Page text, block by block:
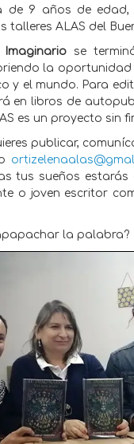
de 9 años de edad,
talleres ALAS del
Imaginario se
la oportunidad
y el mundo. Para
en libros de
es un proyecto sin
publicar,
tus sueños
o joven escritor
la palabra?